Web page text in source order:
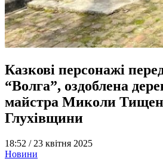
Казкові персонажі
“Волга”, оздоблена
майстра Миколи
Глухівщини
18:52 / 23 квітня 2025
Новини